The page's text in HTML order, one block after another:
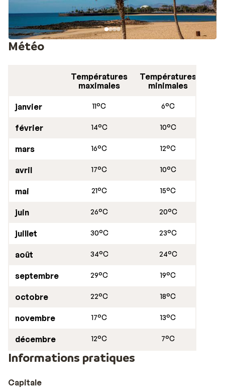
Météo
Températures
maximales
Températures
minimales
janvier 11°C 6°C
février 14°C 10°C
mars 16°C 12°C
avril 17°C 10°C
mai 21°C 15°C
juin 26°C 20°C
juillet 30°C 23°C
août 34°C 24°C
septembre 29°C 19°C
octobre 22°C 18°C
novembre 17°C 13°C
décembre 12°C 7°C
Informations pratiques
Capitale